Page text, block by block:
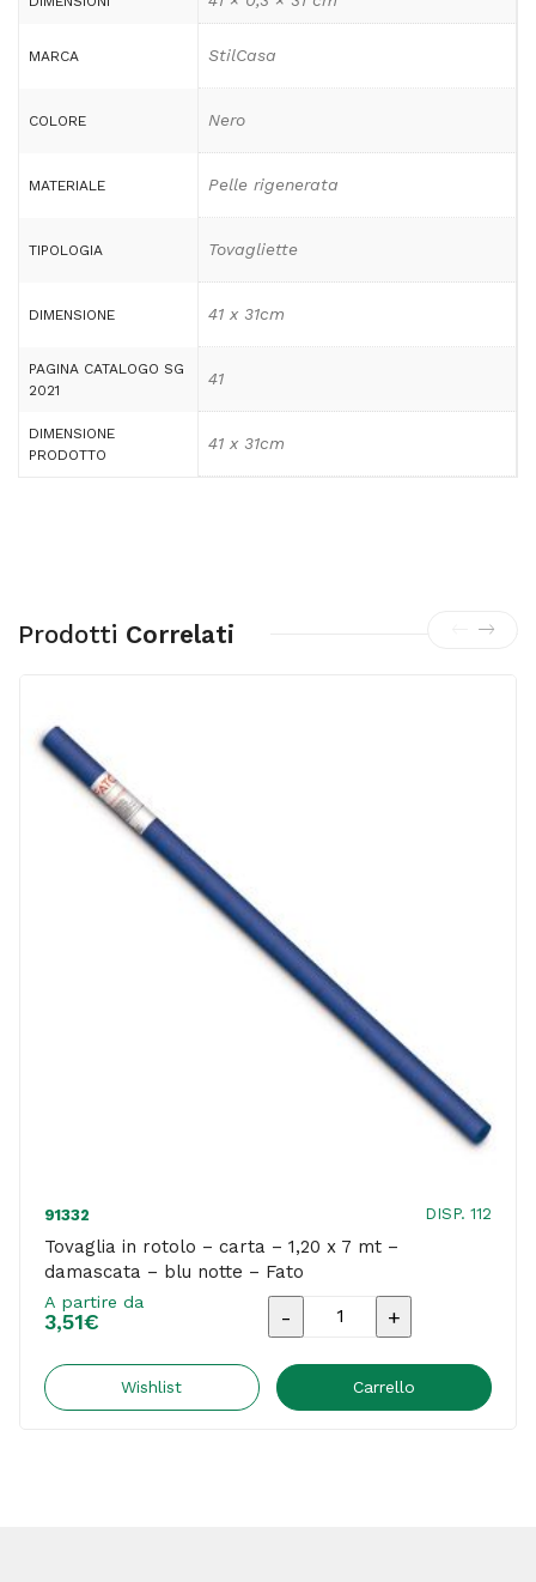
MARCA StilCasa
COLORE Nero
MATERIALE Pelle rigenerata
TIPOLOGIA Tovagliette
DIMENSIONE 41 x 31cm
PAGINA CATALOGO SG
2021
41
DIMENSIONE
PRODOTTO
41 x 31cm
Prodotti Correlati
91332 DISP. 112
Tovaglia in rotolo – carta – 1,20 x 7 mt –
damascata – blu notte – Fato
A partire da
3,51€
Tovaglia
rotolo
Wishlist Carrello